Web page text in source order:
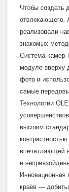
Чтобы создать
отвлекающего,
реализовали
знакомых
Система камер
модуле вверху
фото и
самые
Технологии
высшим
впечатляющей
и
Инновационная
краёв —